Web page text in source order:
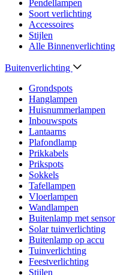
Pendellampen
Soort verlichting
Accessoires
Stijlen
Alle Binnenverlichting
Buitenverlichting
Grondspots
Hanglampen
Huisnummerlampen
Inbouwspots
Lantaarns
Plafondlamp
Prikkabels
Prikspots
Sokkels
Tafellampen
Vloerlampen
Wandlampen
Buitenlamp met sensor
Solar tuinverlichting
Buitenlamp op accu
Tuinverlichting
Feestverlichting
Stijlen